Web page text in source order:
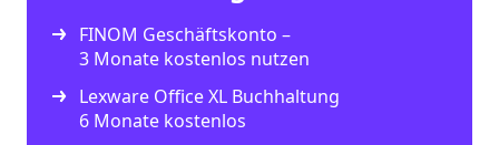
FINOM Geschäftskonto –
3 Monate kostenlos nutzen
Lexware Office XL Buchhaltung
6 Monate kostenlos